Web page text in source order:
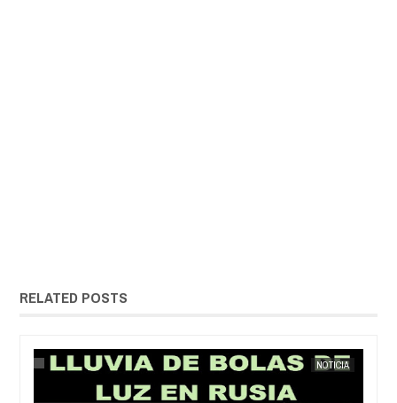
RELATED POSTS
NOTICIA EXTRANOTIX MISTERIO